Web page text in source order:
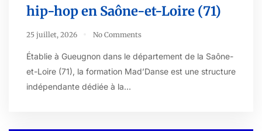
hip-hop en Saône-et-Loire (71)
25 juillet, 2026 No Comments
Établie à Gueugnon dans le département de la Saône-
et-Loire (71), la formation Mad’Danse est une structure
indépendante dédiée à la…